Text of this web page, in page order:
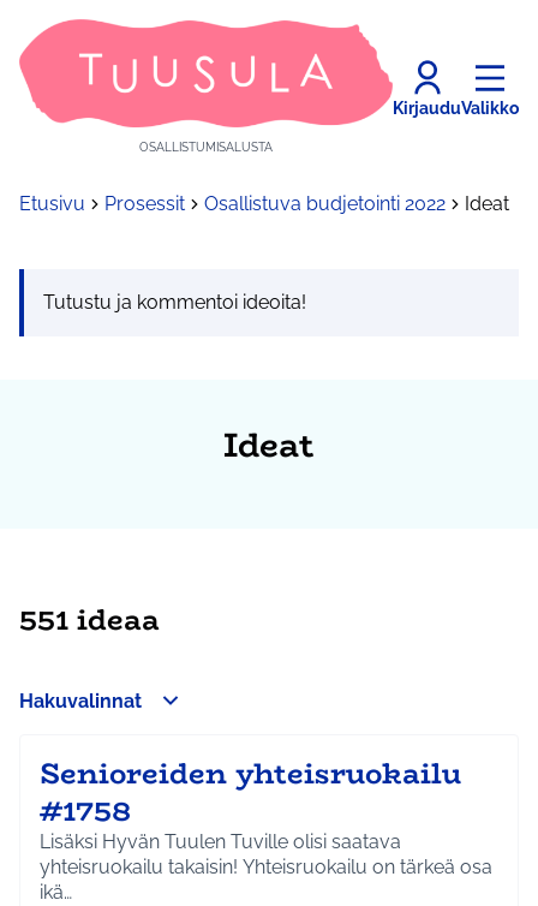
OSALLISTUMISALUSTA
KirjauduValikko
Etusivu Prosessit Osallistuva budjetointi 2022 Ideat
Tutustu ja kommentoi ideoita!
Ideat
551 ideaa
Hakuvalinnat
Senioreiden yhteisruokailu
#1758
Lisäksi Hyvän Tuulen Tuville olisi saatava
yhteisruokailu takaisin! Yhteisruokailu on tärkeä osa
ikä…